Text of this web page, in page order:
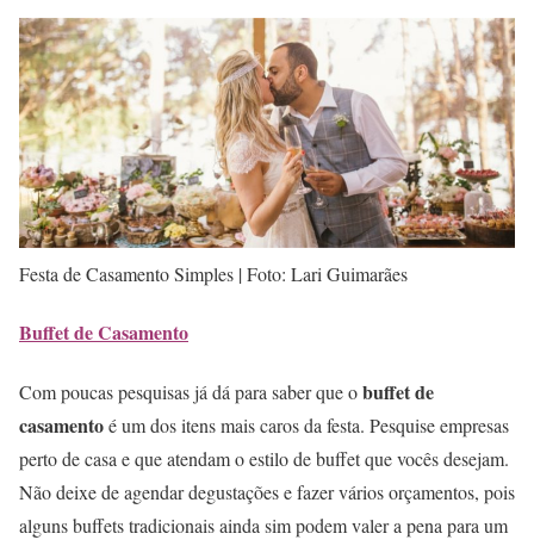
Festa de Casamento Simples | Foto: Lari Guimarães
Buffet de Casamento
Com poucas pesquisas já dá para saber que obuffet de
casamentoé um dos itens mais caros da festa. Pesquise empresas
perto de casa e que atendam o estilo de buffet que vocês desejam.
Não deixe de agendar degustações e fazer vários orçamentos, pois
alguns buffets tradicionais ainda sim podem valer a pena para um